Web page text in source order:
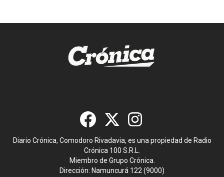
Diario Crónica, Comodoro Rivadavia, es una propiedad de Radio
Crónica 100 S.R.L.
Miembro de Grupo Crónica.
Dirección: Namuncurá 122 (9000)